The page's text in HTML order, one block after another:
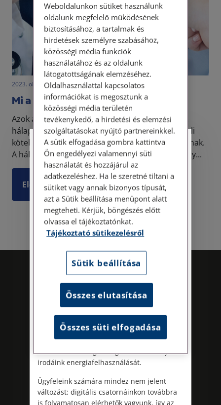
2023. október 19. • LegitiMoadmin
Mi a helyzet a hálapénzzel?
Azok az orvosok és egészségügyi dolgozók, akik
hálapénzt elfogadnak, és ezért megszegik hivatali
kötelességüket, komoly büntetésekre számíthatnak.
A hálapénz elfogadása jogtalan előnyt jelent, vagy...
Elolvasom
Személyes ügyfélfogadás
Tisztelt Ügyfeleink!
Személyes ügyfélszolgálatunk telefonon
történő előzetes időpontegyeztetés után,
szerdai napokon érhető el.
Címünk: 1087 Budapest, Hungária körút
30/A. 8. emelet. Pontos megközelítési
Az energiatudatos és fenntartható
működés iránti elkötelezettségünk
részeként augusztus 8-án, szombaton
irodamentes, home office munkanapot
tartunk. A rendkívüli hőségre és az
energiaellátási rendszer terhelésére
tekintettel ezzel egyszerre óvjuk
munkatársaink egészségét és csökkentjük
irodáink energiafelhasználását.
Ügyfeleink számára mindez nem jelent
változást: digitális csatornáinkon továbbra
is folyamatosan elérhetők vagyunk, így az
Weboldalunkon sütiket használunk
oldalunk megfelelő működésének
biztosításához, a tartalmak és
hirdetések személyre szabásához,
közösségi média funkciók
használatához és az oldalunk
látogatottságának elemzéséhez.
Oldalhasználattal kapcsolatos
információkat is megosztunk a
közösségi média területén
tevékenykedő, a hirdetési és elemzési
szolgáltatásokat nyújtó partnereinkkel.
A sütik elfogadása gombra kattintva
Ön engedélyezi valamennyi süti
használatát és hozzájárul az
adatkezeléshez. Ha le szeretné tiltani a
sütiket vagy annak bizonyos típusát,
azt a Sütik beállítása menüpont alatt
megteheti. Kérjük, böngészés előtt
olvassa el tájékoztatónkat.
Tájékoztató sütikezelésről
Sütik beállítása
Összes elutasítása
Összes süti elfogadása